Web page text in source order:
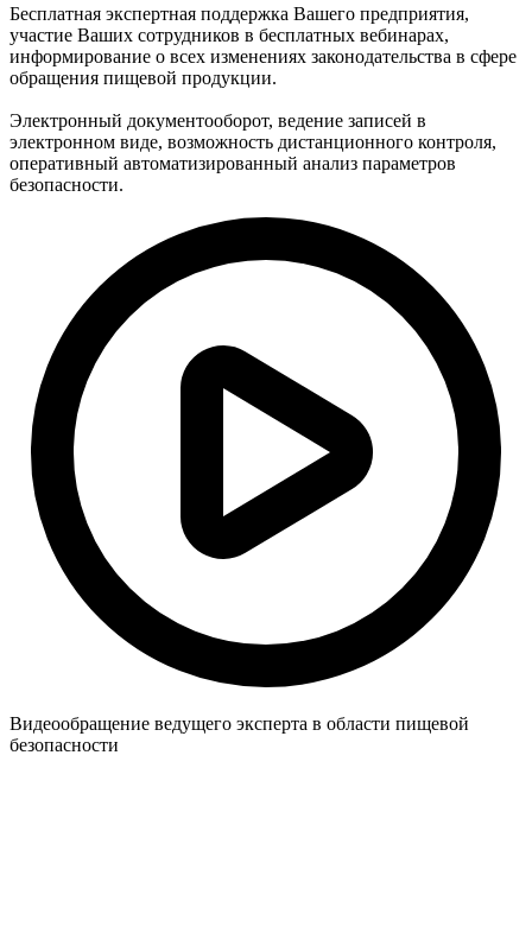
Бесплатная экспертная поддержка Вашего предприятия,
участие Ваших сотрудников в бесплатных вебинарах,
информирование о всех изменениях законодательства в сфере
обращения пищевой продукции.
Электронный документооборот, ведение записей в
электронном виде, возможность дистанционного контроля,
оперативный автоматизированный анализ параметров
безопасности.
Видеообращение ведущего эксперта в области пищевой
безопасности